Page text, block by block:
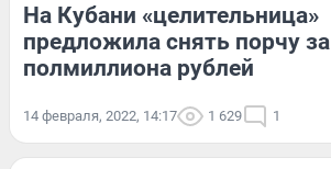
На Кубани «целительница»
предложила снять порчу за
полмиллиона рублей
14 февраля, 2022, 14:17 1 629 1